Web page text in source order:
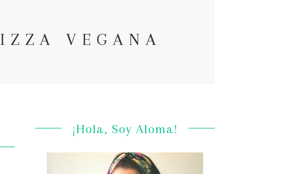
VEGANA
¡Hola, Soy Aloma!